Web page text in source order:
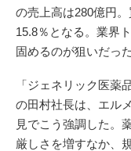
の売上高は280億円
15.8％となる。業界
固めるのが狙いだった
「ジェネリック医薬
の田村社長は、エル
見でこう強調した。
厳しさを増すなか、